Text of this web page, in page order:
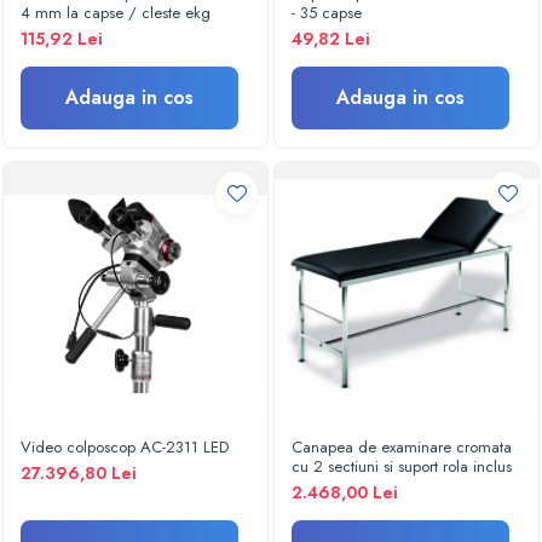
Umidificatoare
Monitorizare somn
Masurare
Cantare
Masurare corporala
Alcoolmetre
Prim ajutor, urgenta & reanimare
Targi urgente
Truse urgente
Genti urgente
Gulere cervicale
Rucsacuri
Foarfece
Truse pentru resuscitare / reanimare
4 mm la capse / cleste ekg
115,92 Lei
Adauga in cos
- 35 capse
49,82 Lei
Adauga in cos
Video colposcop AC-2311 LED
27.396,80 Lei
Canapea de examinare cromata
cu 2 sectiuni si suport rola inclus
2.468,00 Lei